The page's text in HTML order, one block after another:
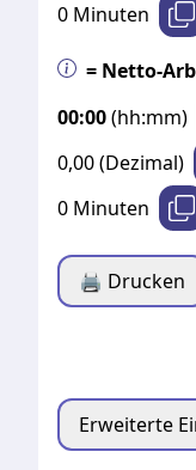
0 Minuten
= Netto-
00:00(hh:mm)
0,00(Dezimal)
0 Minuten
🖨️ Drucken
Erweiterte